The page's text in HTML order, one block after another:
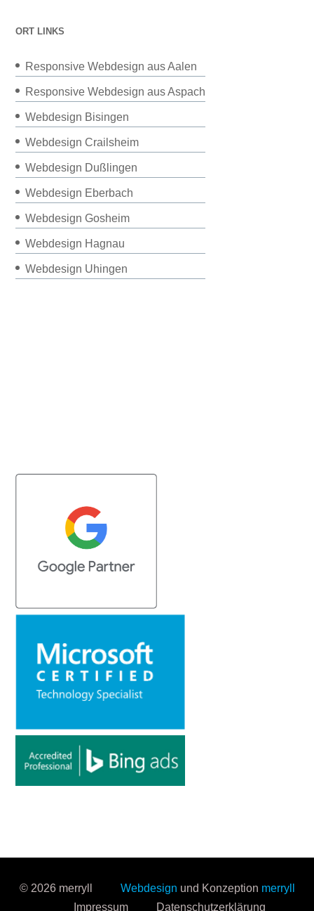
ORT LINKS
Responsive Webdesign aus Aalen
Responsive Webdesign aus Aspach
Webdesign Bisingen
Webdesign Crailsheim
Webdesign Dußlingen
Webdesign Eberbach
Webdesign Gosheim
Webdesign Hagnau
Webdesign Uhingen
© 2026 merryll Webdesign und Konzeption merryll
Impressum
Datenschutzerklärung